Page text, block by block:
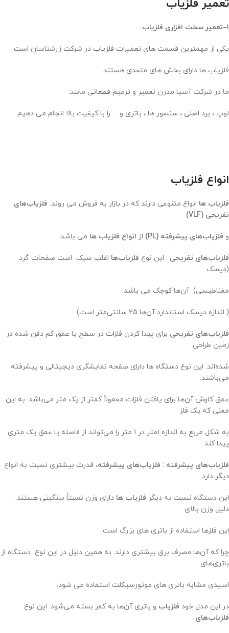
تعمیر فلزیاب
۱–تعمیر سخت افزاری فلزیاب:
یکی از مهمترین قسمت های تعمیرات فلزیاب در شرکت زرشناسان است.
فلزیاب ها دارای بخش های متعدی هستند.
ما در شرکت آسیا مدرن تعمیر و ترمیم قطعاتی مانند:
لوپ ، برد اصلی ، سنسور ها ، باتری و… را با کیفیت بالا انجام می دهیم.
انواع فلزیاب
فلزیاب ها انواع متنوعی دارند که در بازار به فروش می روند. فلزیاب‌های
تفریحی (VLF)
و فلزیاب‌های پیشرفته (PL) از انواع فلزیاب ها می باشد.
فلزیاب‌های تفریحی : این نوع فلزیاب‌ها اغلب سبک است صفحات گرد
(دیسک
مغناطیسی) آن‌ها کوچک می باشد.
( اندازه دیسک استاندارد آن‌ها 25 سانتی‌متر است).
فلزیاب‌های تفریحی برای پیدا کردن فلزات در سطح یا عمق کم دفن شده در
زمین طراحی
شده‌اند. این نوع دستگاه ها دارای صفحه نمایشگری دیجیتالی و پیشرفته
می‌باشند.
عمق کاوش آن‌ها برای یافتن فلزات معمولاً کمتر از یک متر می‌باشد. به این
معنی که یک فلز
به شکل مربع به اندازه ۱متر در 1 متر را می‌تواند از فاصله یا عمق یک متری
پیدا کند.
فلزیاب‌های پیشرفته : فلزیاب‌های پیشرفته، قدرت بیشتری نسبت به انواع
دیگر دارد.
این دستگاه نسبت به دیگر فلزیاب ها دارای وزن نسبتاً سنگینی هستند.
دلیل وزن بالای
این فلزها استفاده از باتری های بزرگ است.
چرا که آن‌ها مصرف برق بیشتری دارند. به همین دلیل در این نوع دستگاه از
باتری‌های
اسیدی مشابه باتری های موتورسیکلت استفاده می شود.
در این مدل خود فلزیاب و باتری آن‌ها به کمر بسته می‌شود. این نوع
فلزیاب‌های